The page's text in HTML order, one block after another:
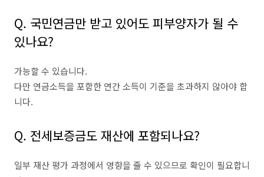
Q. 국민연금만 받고 있어도 피부양자가 될 수
있나요?
가능할 수 있습니다.
다만 연금소득을 포함한 연간 소득이 기준을 초과하지 않아야 합
니다.
Q. 전세보증금도 재산에 포함되나요?
일부 재산 평가 과정에서 영향을 줄 수 있으므로 확인이 필요합니